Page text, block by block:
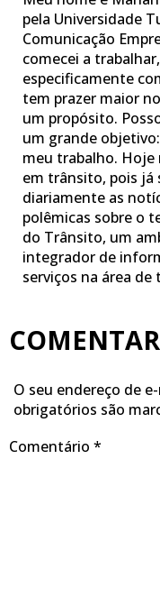
pela Universidade
Comunicação
comecei a
especificamente
tem prazer maior
um propósito.
um grande
meu trabalho. Hoje
em trânsito, pois já
diariamente as
polêmicas sobre o
do Trânsito, um
integrador de
serviços na área de
COMENTAR
O seu endereço de
obrigatórios são
Comentário *